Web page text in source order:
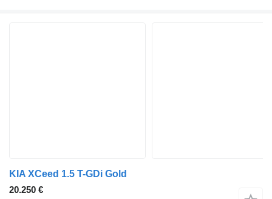
KIA XCeed 1.5 T-GDi Gold
20.250 €